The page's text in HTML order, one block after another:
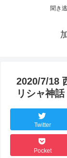
聞き
2020/7/18
リシャ神
Twitter
Pocket